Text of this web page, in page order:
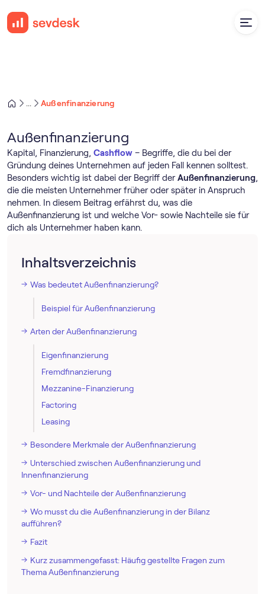
Außenfinanzierung
Außenfinanzierung
Kapital, Finanzierung, Cashflow – Begriffe, die du bei der
Gründung deines Unternehmen auf jeden Fall kennen solltest.
Besonders wichtig ist dabei der Begriff derAußenfinanzierung,
die die meisten Unternehmer früher oder später in Anspruch
nehmen. In diesem Beitrag erfährst du, was die
Außenfinanzierung ist und welche Vor- sowie Nachteile sie für
dich als Unternehmer haben kann.
Inhaltsverzeichnis
Was bedeutet Außenfinanzierung?
Beispiel für Außenfinanzierung
Arten der Außenfinanzierung
Eigenfinanzierung
Fremdfinanzierung
Mezzanine-Finanzierung
Factoring
Leasing
Besondere Merkmale der Außenfinanzierung
Unterschied zwischen Außenfinanzierung und
Innenfinanzierung
Vor- und Nachteile der Außenfinanzierung
Wo musst du die Außenfinanzierung in der Bilanz
aufführen?
Fazit
Kurz zusammengefasst: Häufig gestellte Fragen zum
Thema Außenfinanzierung